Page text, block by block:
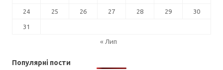
24 25 26 27 28 29 30
31
« Лип
Популярні пости